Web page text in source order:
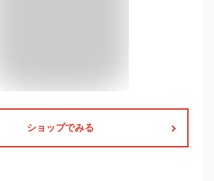
ショップでみる